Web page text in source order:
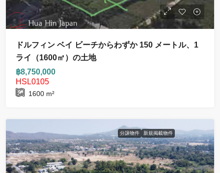
ドルフィン ベイ ビーチからわずか 150 メートル、1
ライ（1600㎡）の土地
฿8,750,000
HSL0105
1600 m²
分譲物件 新規掲載物件